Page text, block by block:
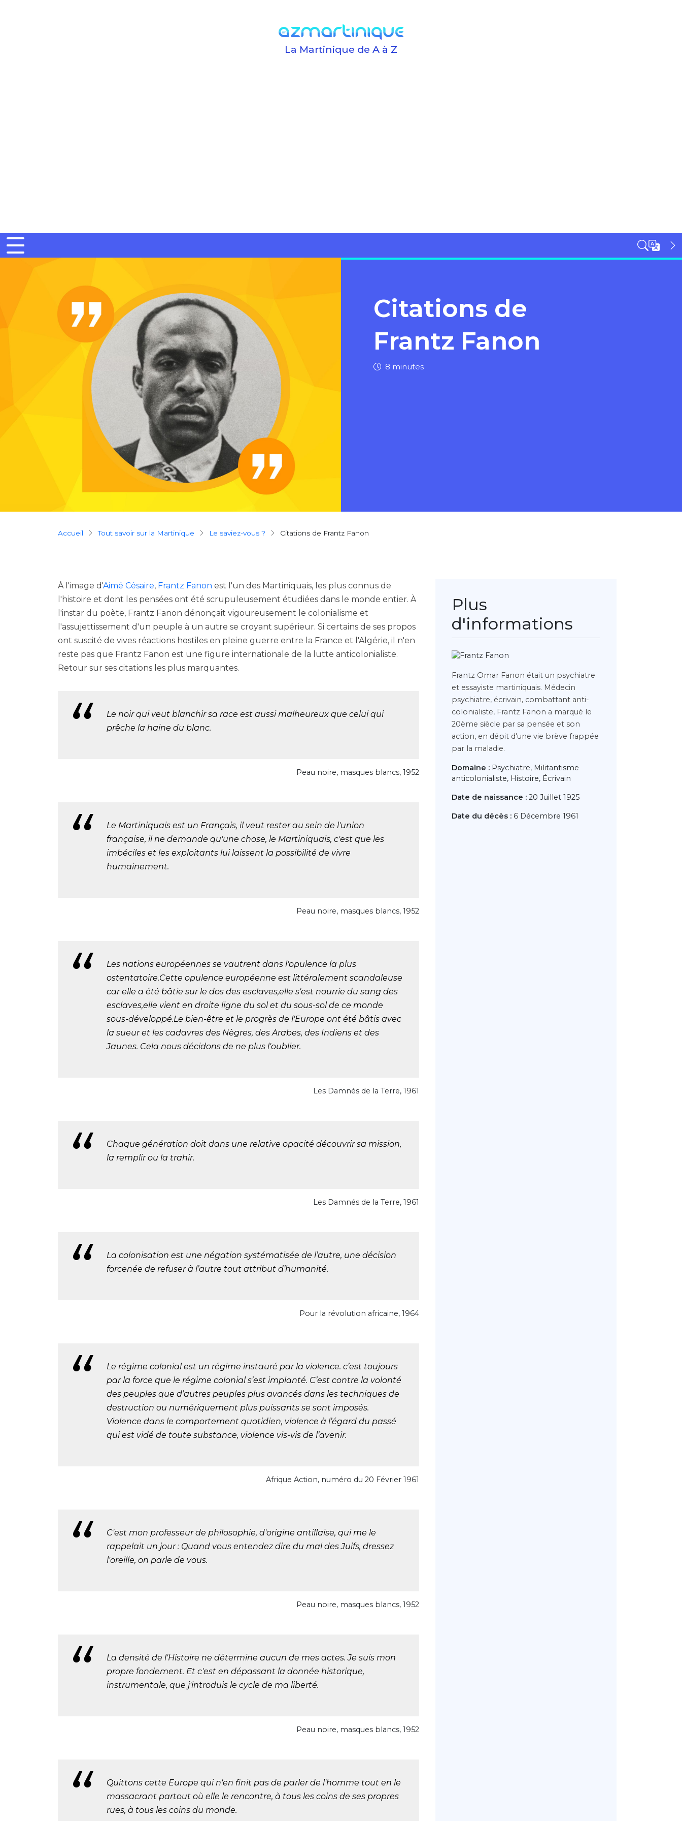
La Martinique de A à Z
Citations de
Frantz Fanon
8 minutes
Breadcrumb
Accueil Tout savoir sur la Martinique Le saviez-vous ? Citations de Frantz Fanon
À l'image d'Aimé Césaire, Frantz Fanon est l'un des Martiniquais, les plus connus de
l'histoire et dont les pensées ont été scrupuleusement étudiées dans le monde entier. À
l'instar du poète, Frantz Fanon dénonçait vigoureusement le colonialisme et
l'assujettissement d'un peuple à un autre se croyant supérieur. Si certains de ses propos
ont suscité de vives réactions hostiles en pleine guerre entre la France et l'Algérie, il n'en
reste pas que Frantz Fanon est une figure internationale de la lutte anticolonialiste.
Retour sur ses citations les plus marquantes.
Le noir qui veut blanchir sa race est aussi malheureux que celui qui
prêche la haine du blanc.
Peau noire, masques blancs, 1952
Le Martiniquais est un Français, il veut rester au sein de l'union
française, il ne demande qu'une chose, le Martiniquais, c'est que les
imbéciles et les exploitants lui laissent la possibilité de vivre
humainement.
Peau noire, masques blancs, 1952
Les nations européennes se vautrent dans l'opulence la plus
ostentatoire.Cette opulence européenne est littéralement scandaleuse
car elle a été bâtie sur le dos des esclaves,elle s'est nourrie du sang des
esclaves,elle vient en droite ligne du sol et du sous-sol de ce monde
sous-développé.Le bien-être et le progrès de l'Europe ont été bâtis avec
la sueur et les cadavres des Nègres, des Arabes, des Indiens et des
Jaunes. Cela nous décidons de ne plus l'oublier.
Les Damnés de la Terre, 1961
Chaque génération doit dans une relative opacité découvrir sa mission,
la remplir ou la trahir.
Les Damnés de la Terre, 1961
La colonisation est une négation systématisée de l’autre, une décision
forcenée de refuser à l’autre tout attribut d’humanité.
Pour la révolution africaine, 1964
Le régime colonial est un régime instauré par la violence. c’est toujours
par la force que le régime colonial s’est implanté. C’est contre la volonté
des peuples que d’autres peuples plus avancés dans les techniques de
destruction ou numériquement plus puissants se sont imposés.
Violence dans le comportement quotidien, violence à l’égard du passé
qui est vidé de toute substance, violence vis-vis de l’avenir.
Afrique Action, numéro du 20 Février 1961
C'est mon professeur de philosophie, d'origine antillaise, qui me le
rappelait un jour : Quand vous entendez dire du mal des Juifs, dressez
l'oreille, on parle de vous.
Peau noire, masques blancs, 1952
La densité de l'Histoire ne détermine aucun de mes actes. Je suis mon
propre fondement. Et c'est en dépassant la donnée historique,
instrumentale, que j'introduis le cycle de ma liberté.
Peau noire, masques blancs, 1952
Quittons cette Europe qui n'en finit pas de parler de l'homme tout en le
massacrant partout où elle le rencontre, à tous les coins de ses propres
rues, à tous les coins du monde.
Plus
d'informations
Frantz Omar Fanon était un psychiatre
et essayiste martiniquais. Médecin
psychiatre, écrivain, combattant anti-
colonialiste, Frantz Fanon a marqué le
20ème siècle par sa pensée et son
action, en dépit d'une vie brève frappée
par la maladie.
Domaine : Psychiatre, Militantisme
anticolonialiste, Histoire, Écrivain
Date de naissance : 20 Juillet 1925
Date du décès : 6 Décembre 1961